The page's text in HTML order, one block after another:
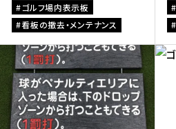
ゴルフ場内表示板
看板の撤去・メンテナンス